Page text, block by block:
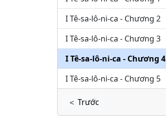
I Tê-sa-lô-ni-ca - Chương 2
I Tê-sa-lô-ni-ca - Chương 3
I Tê-sa-lô-ni-ca - Chương 4
I Tê-sa-lô-ni-ca - Chương 5
＜ Trước